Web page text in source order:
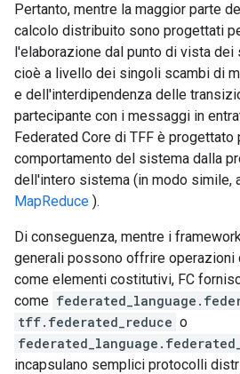
Pertanto, mentre la maggior parte
calcolo distribuito sono progettati
l'elaborazione dal punto di vista dei
cioè a livello dei singoli scambi di
e dell'interdipendenza delle
partecipante con i messaggi in
Federated Core di TFF è
comportamento del sistema dalla
dell'intero sistema (in modo simile,
MapReduce ).
Di conseguenza, mentre i
generali possono offrire operazioni
come elementi costitutivi, FC
come
tff.federated_reduce o
incapsulano semplici protocolli